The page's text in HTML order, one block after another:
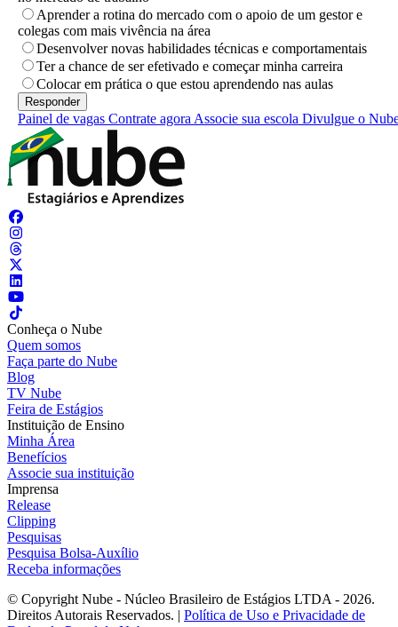
Aprender a rotina do mercado com o apoio de um gestor e
colegas com mais vivência na área
Desenvolver novas habilidades técnicas e comportamentais
Ter a chance de ser efetivado e começar minha carreira
Colocar em prática o que estou aprendendo nas aulas
Painel de vagas Contrate agora Associe sua escola Divulgue o
Conheça o Nube
Quem somos
Faça parte do Nube
Blog
TV Nube
Feira de Estágios
Instituição de Ensino
Minha Área
Benefícios
Associe sua instituição
Imprensa
Release
Clipping
Pesquisas
Pesquisa Bolsa-Auxílio
Receba informações
© Copyright Nube - Núcleo Brasileiro de Estágios LTDA - 2026.
Direitos Autorais Reservados. | Política de Uso e Privacidade de